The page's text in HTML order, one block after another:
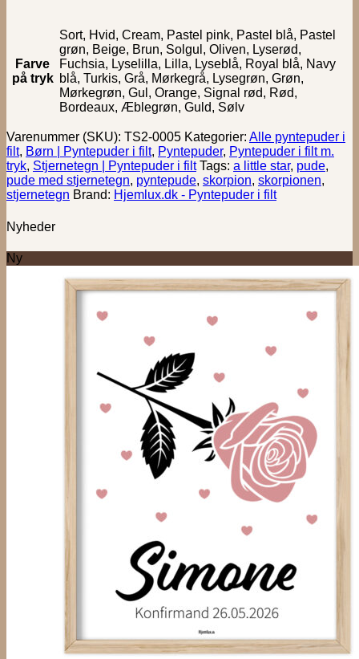
Farve
på tryk
Sort, Hvid, Cream, Pastel pink, Pastel blå, Pastel
grøn, Beige, Brun, Solgul, Oliven, Lyserød,
Fuchsia, Lyselilla, Lilla, Lyseblå, Royal blå, Navy
blå, Turkis, Grå, Mørkegrå, Lysegrøn, Grøn,
Mørkegrøn, Gul, Orange, Signal rød, Rød,
Bordeaux, Æblegrøn, Guld, Sølv
Varenummer (SKU): TS2-0005 Kategorier: Alle pyntepuder i
filt, Børn | Pyntepuder i filt, Pyntepuder, Pyntepuder i filt m.
tryk, Stjernetegn | Pyntepuder i filt Tags: a little star, pude,
pude med stjernetegn, pyntepude, skorpion, skorpionen,
stjernetegn Brand: Hjemlux.dk - Pyntepuder i filt
Nyheder
Ny